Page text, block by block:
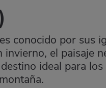
conocido por sus
el paisaje
ideal para